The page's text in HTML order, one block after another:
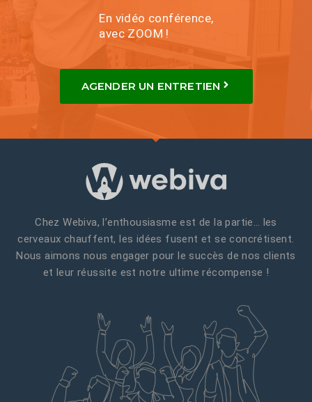
En vidéo conférence,
avec ZOOM !
AGENDER UN ENTRETIEN
Chez Webiva, l’enthousiasme est de la partie… les
cerveaux chauffent, les idées fusent et se concrétisent.
Nous aimons nous engager pour le succès de nos clients
et leur réussite est notre ultime récompense !